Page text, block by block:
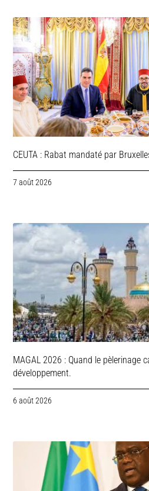
CEUTA : Rabat mandaté par
7 août 2026
MAGAL 2026 : Quand le pèlerinage
développement.
6 août 2026